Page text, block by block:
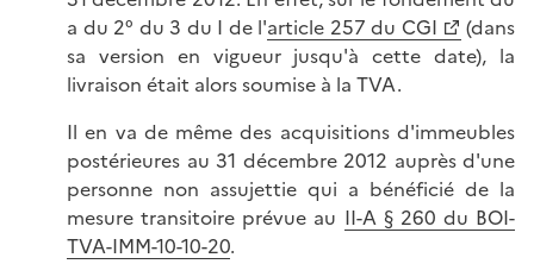
a du 2° du 3 du I de l'article 257 du CGI
(dans
sa version en vigueur jusqu'à cette date), la
livraison était alors soumise à la TVA.
Il en va de même des acquisitions d'immeubles
postérieures au 31 décembre 2012 auprès d'une
personne non assujettie qui a bénéficié de la
mesure transitoire prévue au II-A § 260 du BOI-
TVA-IMM-10-10-20.